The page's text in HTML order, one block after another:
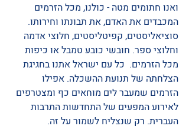
ואנו חתומים מטה - כולנו, מכל הזרמים
המכבדים את האדם, את תבונתו וחירותו.
סוציאליסטים, קפיטליסטים, חלוצי אדמה
וחלוצי ספר. חובשי כובע טמבל או כיפות
מכל הזרמים.  כל עם ישראל אתנו בחגיגת
הצלחתה של תנועת ההשכלה. אפילו
הזרמים שמעבר לים מוחאים כף ומצטרפים
לאירוע המפעים של התחדשות התרבות
העברית. רק שנצליח לשמור על זה.